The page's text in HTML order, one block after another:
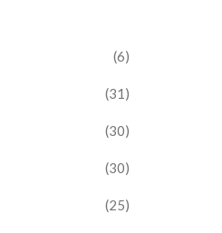
(6)
(31)
(30)
(30)
(25)